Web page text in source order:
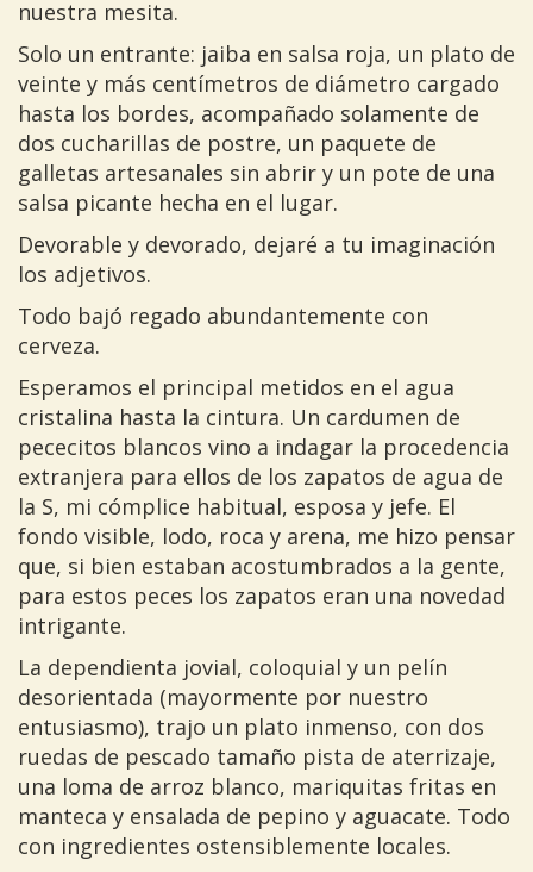
nuestra mesita.
Solo un entrante: jaiba en salsa roja, un plato de
veinte y más centímetros de diámetro cargado
hasta los bordes, acompañado solamente de
dos cucharillas de postre, un paquete de
galletas artesanales sin abrir y un pote de una
salsa picante hecha en el lugar.
Devorable y devorado, dejaré a tu imaginación
los adjetivos.
Todo bajó regado abundantemente con
cerveza.
Esperamos el principal metidos en el agua
cristalina hasta la cintura. Un cardumen de
pececitos blancos vino a indagar la procedencia
extranjera para ellos de los zapatos de agua de
la S, mi cómplice habitual, esposa y jefe. El
fondo visible, lodo, roca y arena, me hizo pensar
que, si bien estaban acostumbrados a la gente,
para estos peces los zapatos eran una novedad
intrigante.
La dependienta jovial, coloquial y un pelín
desorientada (mayormente por nuestro
entusiasmo), trajo un plato inmenso, con dos
ruedas de pescado tamaño pista de aterrizaje,
una loma de arroz blanco, mariquitas fritas en
manteca y ensalada de pepino y aguacate. Todo
con ingredientes ostensiblemente locales.